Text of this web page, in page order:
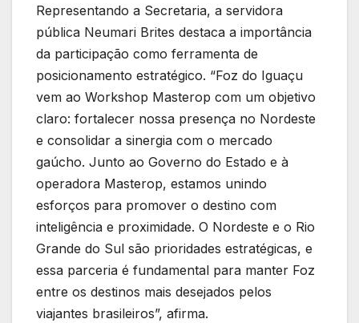
Representando a Secretaria, a servidora
pública Neumari Brites destaca a importância
da participação como ferramenta de
posicionamento estratégico. “Foz do Iguaçu
vem ao Workshop Masterop com um objetivo
claro: fortalecer nossa presença no Nordeste
e consolidar a sinergia com o mercado
gaúcho. Junto ao Governo do Estado e à
operadora Masterop, estamos unindo
esforços para promover o destino com
inteligência e proximidade. O Nordeste e o Rio
Grande do Sul são prioridades estratégicas, e
essa parceria é fundamental para manter Foz
entre os destinos mais desejados pelos
viajantes brasileiros”, afirma.